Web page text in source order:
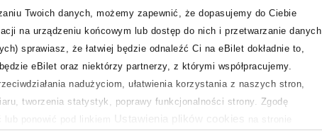
Twoich danych, możemy zapewnić, że dopasujemy do Ciebie
na urządzeniu końcowym lub dostęp do nich i przetwarzanie danych
sprawiasz, że łatwiej będzie odnaleźć Ci na eBilet dokładnie to,
eBilet oraz niektórzy partnerzy, z którymi współpracujemy.
nadużyciom, ułatwienia korzystania z naszych stron,
tworzenia statystyk, poprawy funkcjonalności strony. Zgodę
Ustawienia plików cookies